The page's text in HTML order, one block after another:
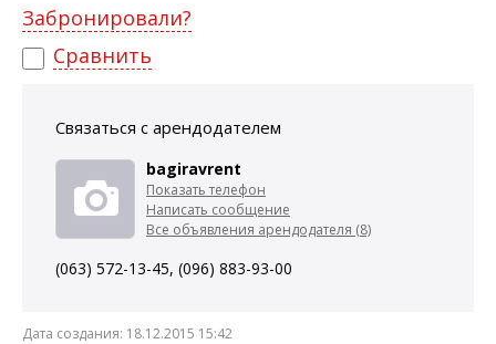
Забронировали?
Сравнить
Связаться с арендодателем
bagiravrent
Показать телефон
Написать сообщение
Все объявления арендодателя (8)
(063) 572-13-45, (096) 883-93-00
Дата создания: 18.12.2015 15:42